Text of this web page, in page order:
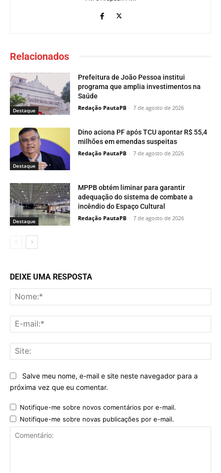
Relacionados
Destaque
Prefeitura de João Pessoa institui
programa que amplia investimentos na
Saúde
Redação PautaPB - 7 de agosto de 2026
Destaque
Dino aciona PF após TCU apontar R$ 55,4
milhões em emendas suspeitas
Redação PautaPB - 7 de agosto de 2026
Destaque
MPPB obtém liminar para garantir
adequação do sistema de combate a
incêndio do Espaço Cultural
Redação PautaPB - 7 de agosto de 2026
DEIXE UMA RESPOSTA
Salve meu nome, e-mail e site neste navegador para a
próxima vez que eu comentar.
Notifique-me sobre novos comentários por e-mail.
Notifique-me sobre novas publicações por e-mail.